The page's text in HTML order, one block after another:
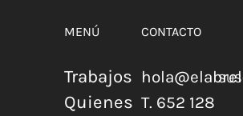
MENÚ
Trabajos
Quienes
CONTACTO
T. 652 128